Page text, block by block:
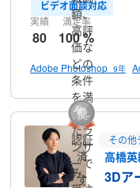
ビデオ面談対応
実績
80
満足率
100 %
Adobe Photoshop 9年
額、
高評
価な
どの
条件
を満
たし
たラ
ンサ
ーで
す
その他
高橋
3Dア
認証
済
み、